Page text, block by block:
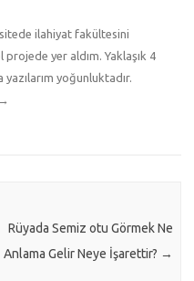
ilahiyat fakültesini
yer aldım. Yaklaşık 4
yazılarım yoğunluktadır.
→
Rüyada Semiz otu Görmek Ne
Anlama Gelir Neye İşarettir? →